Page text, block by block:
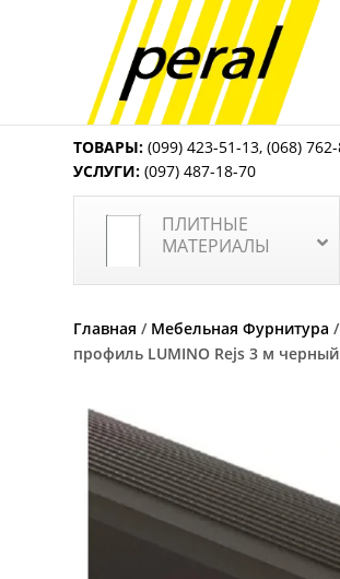
ТОВАРЫ: (099) 423-51-13,(068)
УСЛУГИ: (097) 487-18-70
ПЛИТНЫЕ
МАТЕРИАЛЫ
Главная / Мебельная Фурнитура
профиль LUMINO Rejs 3 м черный